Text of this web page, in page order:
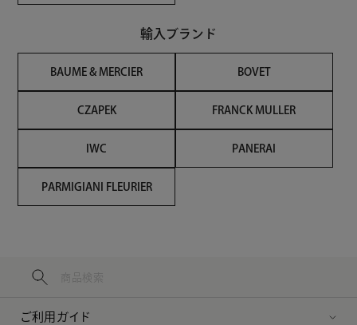
輸入ブランド
BAUME & MERCIER BOVET
CZAPEK FRANCK MULLER
IWC PANERAI
PARMIGIANI FLEURIER
ご利用ガイド